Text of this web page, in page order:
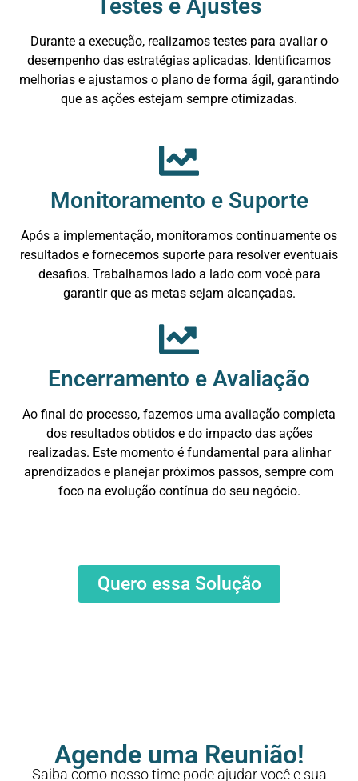
Testes e Ajustes
Durante a execução, realizamos testes para avaliar o
desempenho das estratégias aplicadas. Identificamos
melhorias e ajustamos o plano de forma ágil, garantindo
que as ações estejam sempre otimizadas.
Monitoramento e Suporte
Após a implementação, monitoramos continuamente os
resultados e fornecemos suporte para resolver eventuais
desafios. Trabalhamos lado a lado com você para
garantir que as metas sejam alcançadas.
Encerramento e Avaliação
Ao final do processo, fazemos uma avaliação completa
dos resultados obtidos e do impacto das ações
realizadas. Este momento é fundamental para alinhar
aprendizados e planejar próximos passos, sempre com
foco na evolução contínua do seu negócio.
Quero essa Solução
Agende uma Reunião!
Saiba como nosso time pode ajudar você e sua